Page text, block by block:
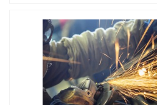
destaque em sua área de
Astrotec se mostra
Colaboradores
controle de qualidade;
Atendimento
em moldes para extrusão valor